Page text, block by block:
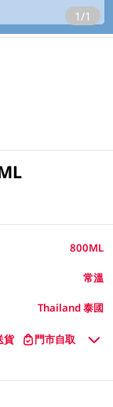
1/1
800ML
常溫
Thailand 泰國
貨 門市自取